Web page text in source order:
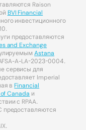
Raison
BVI Financial
инвестиционного
предоставляются
and Exchange
Astana
A-LA-2023-0004.
сервисы для
Imperial
вFinancial
Canada и
с RPAA.
предоставляются